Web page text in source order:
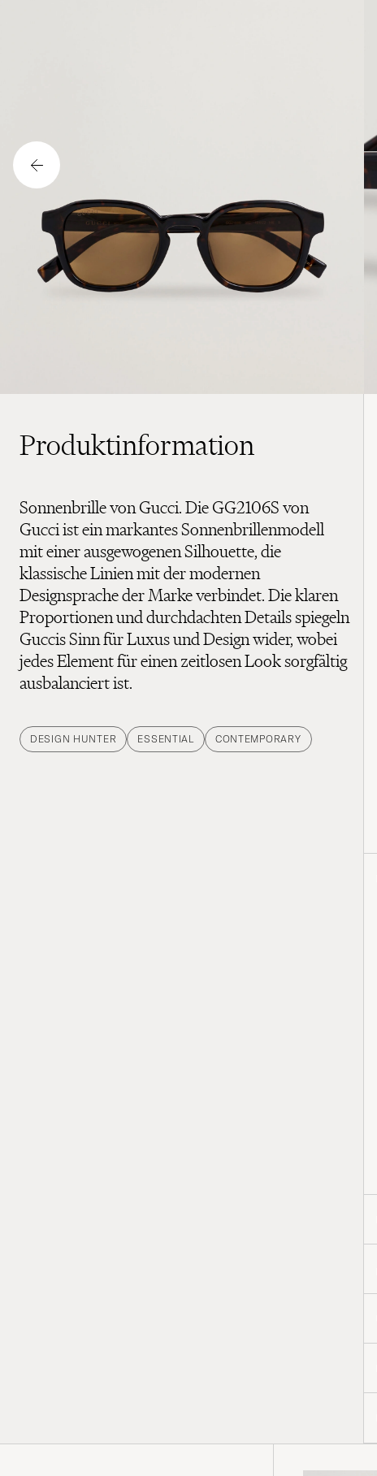
Produktinformation
Sonnenbrille von Gucci. Die GG2106S von
Gucci ist ein markantes Sonnenbrillenmodell
mit einer ausgewogenen Silhouette, die
klassische Linien mit der modernen
Designsprache der Marke verbindet. Die klaren
Proportionen und durchdachten Details spiegeln
Guccis Sinn für Luxus und Design wider, wobei
jedes Element für einen zeitlosen Look sorgfältig
ausbalanciert ist.
DESIGN HUNTER ESSENTIAL CONTEMPORARY